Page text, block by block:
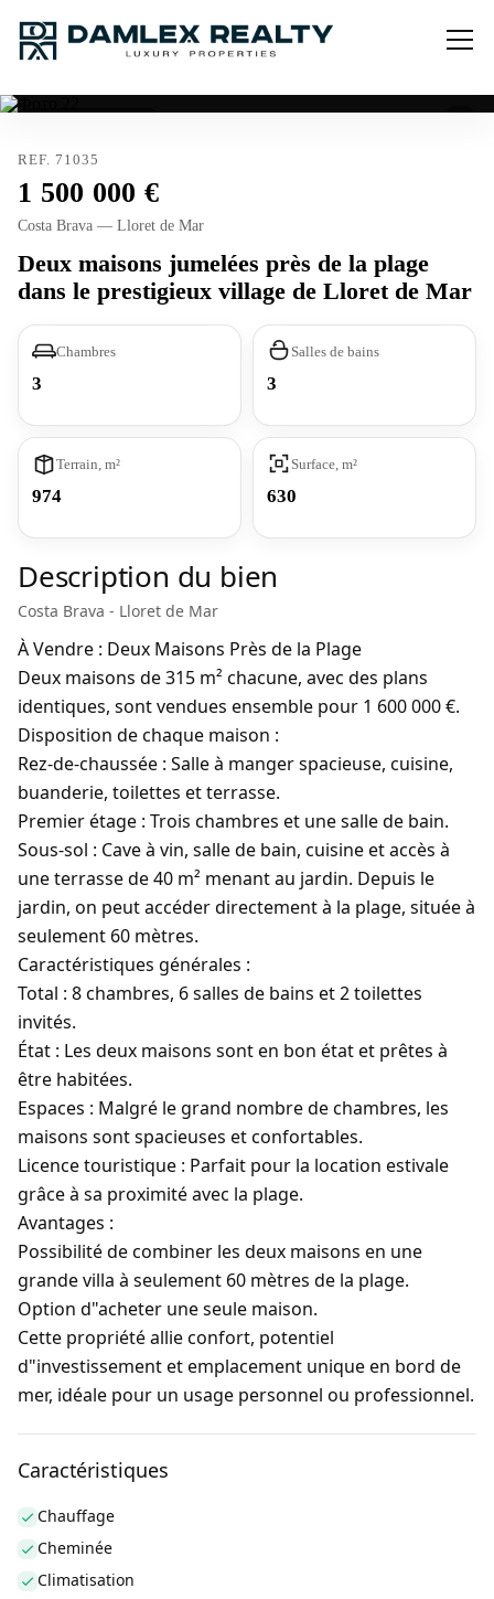
REF. 71035
1 500 000
Costa Brava — Lloret de Mar
Deux maisons jumelées près de la plage
dans le prestigieux village de Lloret de Mar
Chambres
3
Salles de bains
3
Terrain, m²
974
Surface, m²
630
Description du bien
Costa Brava - Lloret de Mar
À Vendre : Deux Maisons Près de la Plage
Deux maisons de 315 m² chacune, avec des plans
identiques, sont vendues ensemble pour 1 600 000 €.
Disposition de chaque maison :
Rez-de-chaussée : Salle à manger spacieuse, cuisine,
buanderie, toilettes et terrasse.
Premier étage : Trois chambres et une salle de bain.
Sous-sol : Cave à vin, salle de bain, cuisine et accès à
une terrasse de 40 m² menant au jardin. Depuis le
jardin, on peut accéder directement à la plage, située à
seulement 60 mètres.
Caractéristiques générales :
Total : 8 chambres, 6 salles de bains et 2 toilettes
invités.
État : Les deux maisons sont en bon état et prêtes à
être habitées.
Espaces : Malgré le grand nombre de chambres, les
maisons sont spacieuses et confortables.
Licence touristique : Parfait pour la location estivale
grâce à sa proximité avec la plage.
Avantages :
Possibilité de combiner les deux maisons en une
grande villa à seulement 60 mètres de la plage.
Option d"acheter une seule maison.
Cette propriété allie confort, potentiel
d"investissement et emplacement unique en bord de
mer, idéale pour un usage personnel ou professionnel.
Caractéristiques
Chauffage
Cheminée
Climatisation